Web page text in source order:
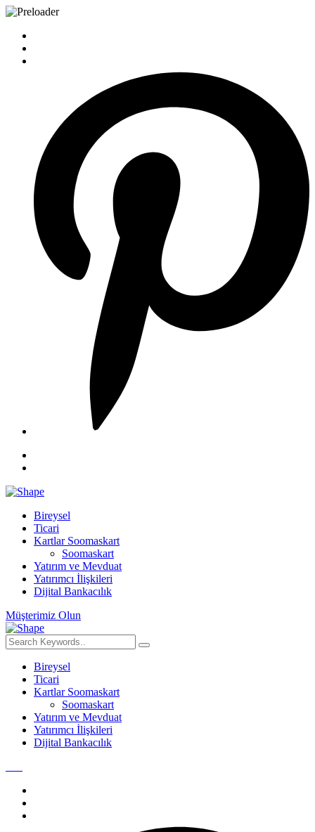
Bireysel
Ticari
Kartlar Soomaskart
Soomaskart
Yatırım ve Mevduat
Yatırımcı İlişkileri
Dijital Bankacılık
Müşterimiz Olun
Bireysel
Ticari
Kartlar Soomaskart
Soomaskart
Yatırım ve Mevduat
Yatırımcı İlişkileri
Dijital Bankacılık